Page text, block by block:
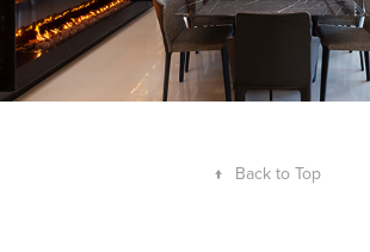
↑ Back to Top